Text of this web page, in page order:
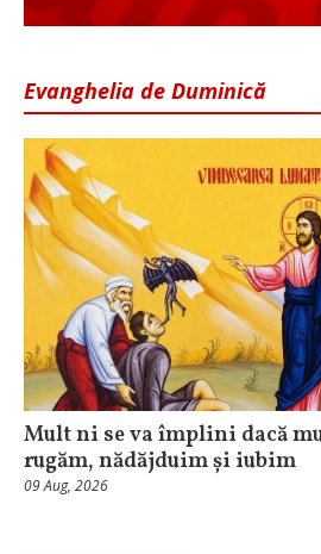
Evanghelia de Duminică
Mult ni se va împlini dacă
rugăm, nădăjduim și iubim
09 Aug, 2026